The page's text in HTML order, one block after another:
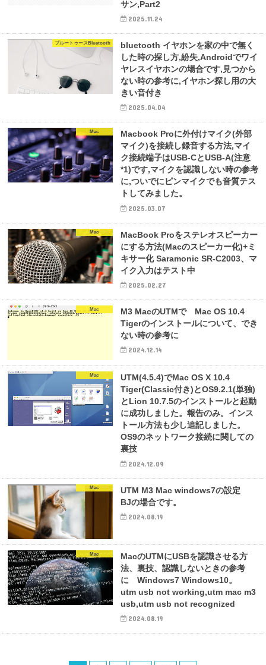
サン,Part2
2025.11.24
ブルートゥースBluetooth
bluetooth イヤホンを家の中で無く
した時の探し方,紛失,Androidでワイ
ヤレスイヤホンの場合です,見つから
ない時の参考に,イヤホン探し用の大
きい音付き
2025.04.04
Mac
Macbook Proに外付けマイク(外部
マイク)を接続し録音する方法,マイ
ク接続端子はUSB-CとUSB-A(注意
*1)です,マイクを認識しない時の参考
に,ついでにピンマイクでも音質テス
トしてみました。
2025.03.07
Mac
MacBook Proをステレオスピーカー
にする方法(Macのスピーカー化)+ミ
キサー化 Saramonic SR-C2003、マ
イク入力はテスト中
2025.02.27
Mac
M3 MacのUTMで Mac OS 10.4
Tigerのインストールについて、でき
ない時の参考に
2024.12.14
Mac
UTM(4.5.4)でMac OS X 10.4
Tiger(Classic付き)とOS9.2.1(単独)
とLion 10.7.5のインストールと起動
に成功しました。報告のみ。インス
トール方法も少し追記しました。
OS9のネットワーク接続に関しての
裏技
2024.12.09
Mac
UTM M3 Mac windows7の設定
BJの場合です。
2024.08.19
Mac
MacのUTMにUSBを認識させる方
法、裏技、認識しないときの参考
に Windows7 Windows10。
utm usb not working,utm mac m3
usb,utm usb not recognized
2024.08.19